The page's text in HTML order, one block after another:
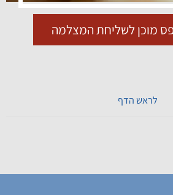
מוכן לשליחת המצלמה
לראש הדף